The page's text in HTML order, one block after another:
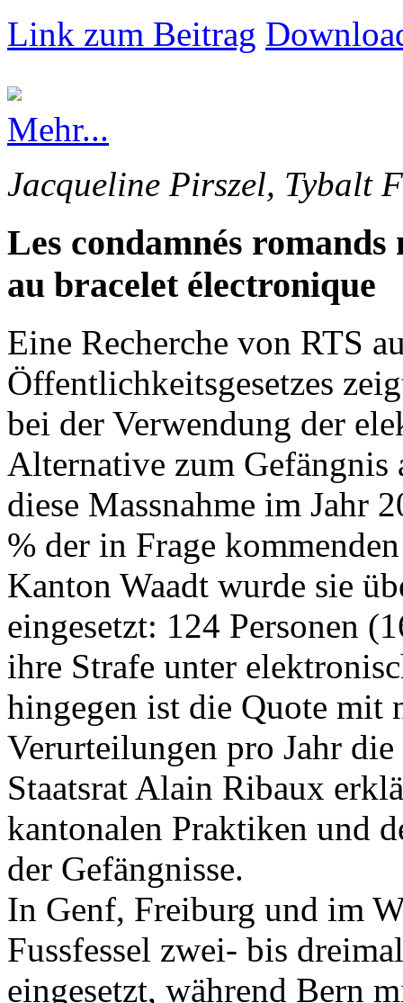
Link zum Beitrag
Mehr...
Jacqueline Pirszel, Tybalt
Les condamnés romands
au bracelet électronique
Eine Recherche von RTS
Öffentlichkeitsgesetzes
bei der Verwendung der
Alternative zum Gefängnis
diese Massnahme im Jahr
% der in Frage
Kanton Waadt wurde sie
eingesetzt: 124 Personen
ihre Strafe unter
hingegen ist die Quote mit
Verurteilungen pro Jahr
Staatsrat Alain Ribaux
kantonalen Praktiken und
der Gefängnisse.
In Genf, Freiburg und im
Fussfessel zwei- bis
eingesetzt, während Bern